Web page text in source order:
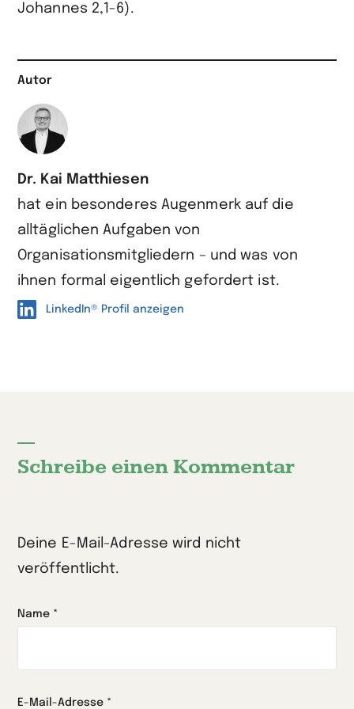
Johannes 2,1-6).
Autor
Dr. Kai Matthiesen
hat ein besonderes Augenmerk auf die
alltäglichen Aufgaben von
Organisationsmitgliedern – und was von
ihnen formal eigentlich gefordert ist.
LinkedIn® Profil anzeigen
Schreibe einen Kommentar
Deine E-Mail-Adresse wird nicht
veröffentlicht.
Name *
E-Mail-Adresse *